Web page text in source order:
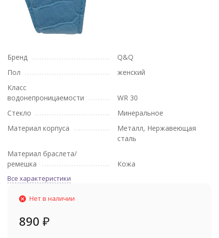
Бренд
Q&Q
Пол
женский
Класс
водонепроницаемости
WR 30
Стекло
Минеральное
Материал корпуса
Металл, Нержавеющая
сталь
Материал браслета/
ремешка
Кожа
Все характеристики
Нет в наличии
890 ₽